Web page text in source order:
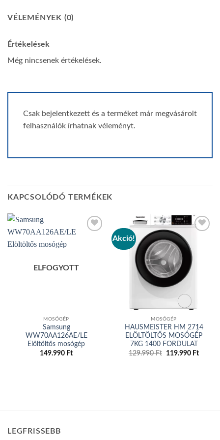
VÉLEMÉNYEK (0)
Értékelések
Még nincsenek értékelések.
Csak bejelentkezett és a terméket már megvásárolt
felhasználók írhatnak véleményt.
KAPCSOLÓDÓ TERMÉKEK
ELFOGYOTT
MOSÓGÉP
Samsung
WW70AA126AE/LE
Elöltöltős mosógép
149.990 Ft
Akció!
wishlist
MOSÓGÉP
HAUSMEISTER HM 2714
ELÖLTÖLTŐS MOSÓGÉP
7KG 1400 FORDULAT
129.990Ft
Original
119.990 Ft
LEGFRISSEBB